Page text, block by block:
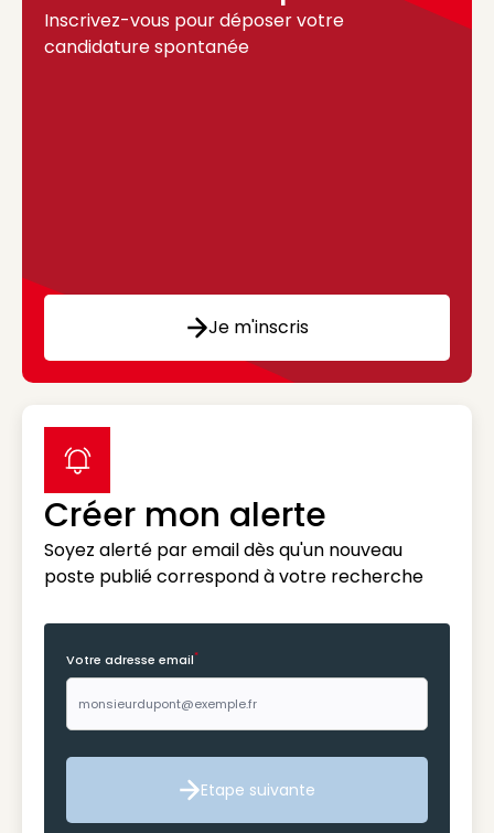
Inscrivez-vous pour déposer votre
candidature spontanée
Je m'inscris
Créer mon alerte
Soyez alerté par email dès qu'un nouveau
poste publié correspond à votre recherche
label icon
Votre adresse email*
Etape suivante
Etape suivante